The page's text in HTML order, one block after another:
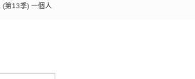
(第13季) 一個人